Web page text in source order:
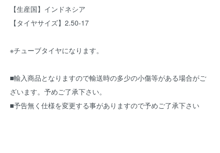
【生産国】インドネシア
【タイヤサイズ】2.50-17
※チューブタイヤになります。
■輸入商品となりますので輸送時の多少の小傷等がある場合がご
ざいます。予めご了承下さい。
■予告無く仕様を変更する事がありますので予めご了承下さい